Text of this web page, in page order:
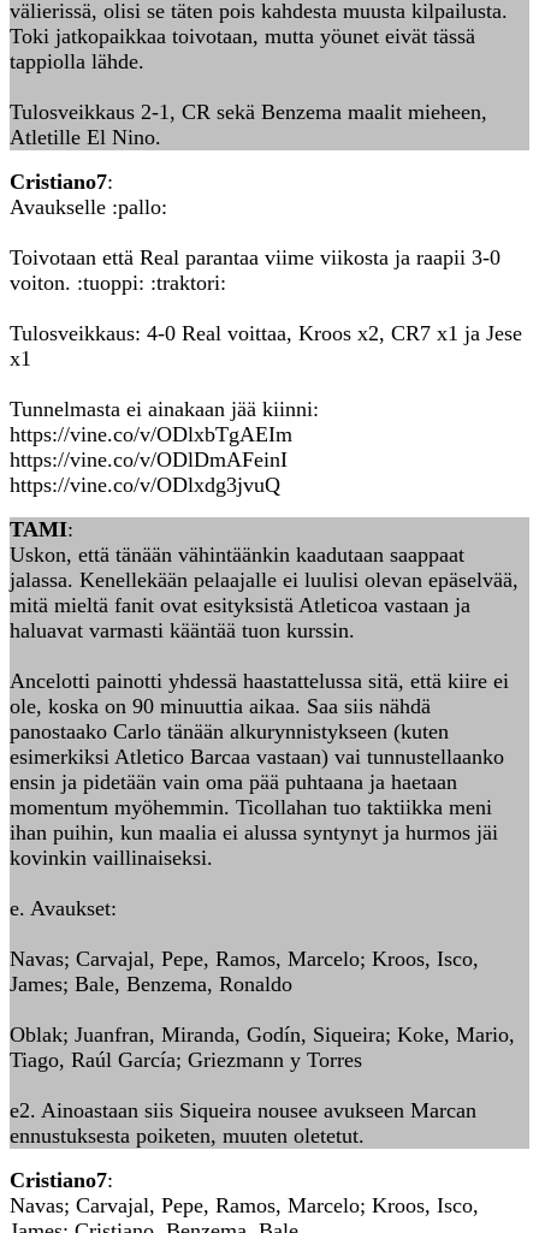
välierissä, olisi se täten pois kahdesta muusta kilpailusta.
Toki jatkopaikkaa toivotaan, mutta yöunet eivät tässä
tappiolla lähde.
Tulosveikkaus 2-1, CR sekä Benzema maalit mieheen,
Atletille El Nino.
Cristiano7:
Avaukselle :pallo:
Toivotaan että Real parantaa viime viikosta ja raapii 3-0
voiton. :tuoppi: :traktori:
Tulosveikkaus: 4-0 Real voittaa, Kroos x2, CR7 x1 ja Jese
x1
Tunnelmasta ei ainakaan jää kiinni:
https://vine.co/v/ODlxbTgAEIm
https://vine.co/v/ODlDmAFeinI
https://vine.co/v/ODlxdg3jvuQ
TAMI:
Uskon, että tänään vähintäänkin kaadutaan saappaat
jalassa. Kenellekään pelaajalle ei luulisi olevan epäselvää,
mitä mieltä fanit ovat esityksistä Atleticoa vastaan ja
haluavat varmasti kääntää tuon kurssin.
Ancelotti painotti yhdessä haastattelussa sitä, että kiire ei
ole, koska on 90 minuuttia aikaa. Saa siis nähdä
panostaako Carlo tänään alkurynnistykseen (kuten
esimerkiksi Atletico Barcaa vastaan) vai tunnustellaanko
ensin ja pidetään vain oma pää puhtaana ja haetaan
momentum myöhemmin. Ticollahan tuo taktiikka meni
ihan puihin, kun maalia ei alussa syntynyt ja hurmos jäi
kovinkin vaillinaiseksi.
e. Avaukset:
Navas; Carvajal, Pepe, Ramos, Marcelo; Kroos, Isco,
James; Bale, Benzema, Ronaldo
Oblak; Juanfran, Miranda, Godín, Siqueira; Koke, Mario,
Tiago, Raúl García; Griezmann y Torres
e2. Ainoastaan siis Siqueira nousee avukseen Marcan
ennustuksesta poiketen, muuten oletetut.
Cristiano7:
Navas; Carvajal, Pepe, Ramos, Marcelo; Kroos, Isco,